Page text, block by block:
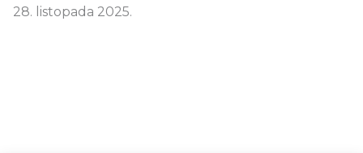
28. listopada 2025.